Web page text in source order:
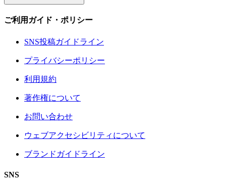
ご利用ガイド・ポリシー
SNS投稿ガイドライン
プライバシーポリシー
利用規約
著作権について
お問い合わせ
ウェブアクセシビリティについて
ブランドガイドライン
SNS